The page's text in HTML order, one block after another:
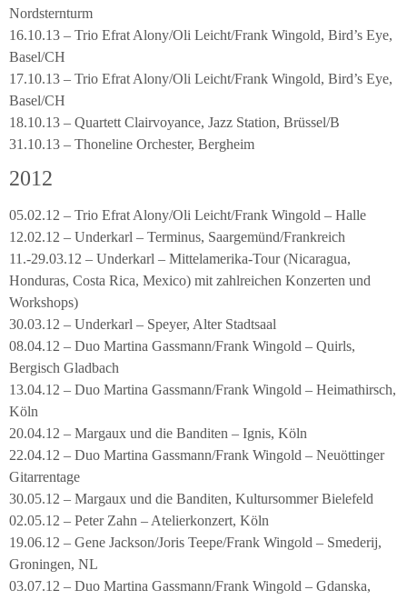
Nordsternturm
16.10.13 – Trio Efrat Alony/Oli Leicht/Frank Wingold, Bird’s Eye,
Basel/CH
17.10.13 – Trio Efrat Alony/Oli Leicht/Frank Wingold, Bird’s Eye,
Basel/CH
18.10.13 – Quartett Clairvoyance, Jazz Station, Brüssel/B
31.10.13 – Thoneline Orchester, Bergheim
2012
05.02.12 – Trio Efrat Alony/Oli Leicht/Frank Wingold – Halle
12.02.12 – Underkarl – Terminus, Saargemünd/Frankreich
11.-29.03.12 – Underkarl – Mittelamerika-Tour (Nicaragua,
Honduras, Costa Rica, Mexico) mit zahlreichen Konzerten und
Workshops)
30.03.12 – Underkarl – Speyer, Alter Stadtsaal
08.04.12 – Duo Martina Gassmann/Frank Wingold – Quirls,
Bergisch Gladbach
13.04.12 – Duo Martina Gassmann/Frank Wingold – Heimathirsch,
Köln
20.04.12 – Margaux und die Banditen – Ignis, Köln
22.04.12 – Duo Martina Gassmann/Frank Wingold – Neuöttinger
Gitarrentage
30.05.12 – Margaux und die Banditen, Kultursommer Bielefeld
02.05.12 – Peter Zahn – Atelierkonzert, Köln
19.06.12 – Gene Jackson/Joris Teepe/Frank Wingold – Smederij,
Groningen, NL
03.07.12 – Duo Martina Gassmann/Frank Wingold – Gdanska,